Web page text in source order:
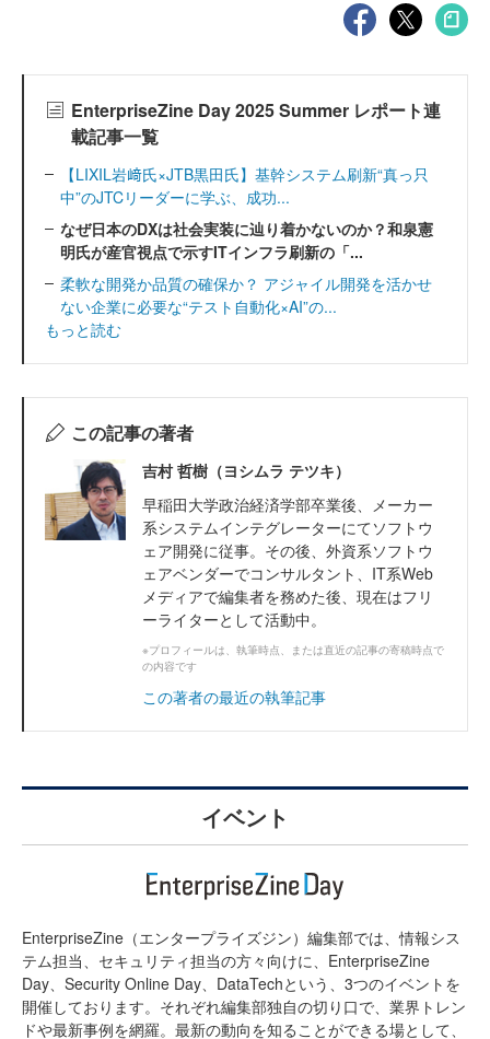
EnterpriseZine Day 2025 Summer レポート連
載記事一覧
【LIXIL岩﨑氏×JTB黒田氏】基幹システム刷新“真っ只
中”のJTCリーダーに学ぶ、成功...
なぜ日本のDXは社会実装に辿り着かないのか？和泉憲
明氏が産官視点で示すITインフラ刷新の「...
柔軟な開発か品質の確保か？ アジャイル開発を活かせ
ない企業に必要な“テスト自動化×AI”の...
もっと読む
この記事の著者
吉村 哲樹（ヨシムラ テツキ）
早稲田大学政治経済学部卒業後、メーカー
系システムインテグレーターにてソフトウ
ェア開発に従事。その後、外資系ソフトウ
ェアベンダーでコンサルタント、IT系Web
メディアで編集者を務めた後、現在はフリ
ーライターとして活動中。
※プロフィールは、執筆時点、または直近の記事の寄稿時点で
の内容です
この著者の最近の執筆記事
イベント
EnterpriseZine（エンタープライズジン）編集部では、情報シス
テム担当、セキュリティ担当の方々向けに、EnterpriseZine
Day、Security Online Day、DataTechという、3つのイベントを
開催しております。それぞれ編集部独自の切り口で、業界トレン
ドや最新事例を網羅。最新の動向を知ることができる場として、